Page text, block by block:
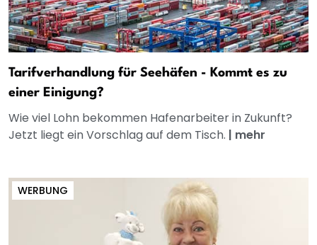
Tarifverhandlung für Seehäfen - Kommt es zu
einer Einigung?
Wie viel Lohn bekommen Hafenarbeiter in Zukunft?
Jetzt liegt ein Vorschlag auf dem Tisch. | mehr
WERBUNG